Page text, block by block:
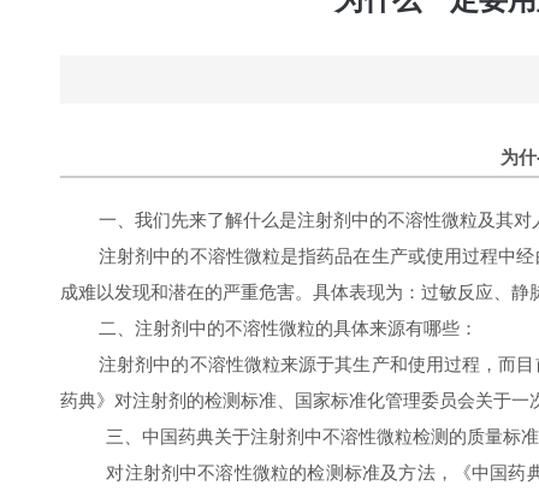
为
一、我们先来了解什么是注射剂中的不溶性微粒及其对
注射剂中的不溶性微粒是指药品在生产或使用过程中
成难以发现和潜在的严重危害。具体表现为：过敏反应、
二、注射剂中的不溶性微粒的具体来源有哪些：
注射剂中的不溶性微粒来源于其生产和使用过程，而
药典》对注射剂的检测标准、国家标准化管理委员会关于
三、中国药典关于注射剂中不溶性微粒检测的质量标
对注射剂中不溶性微粒的检测标准及方法，《中国